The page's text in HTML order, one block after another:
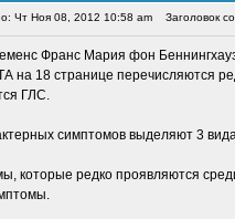
Чт Ноя 08, 2012 10:58 am Заголовок
Франс Мария фон
на 18 странице перечисляются
ГЛС.
симптомов выделяют 3
которые редко проявляются